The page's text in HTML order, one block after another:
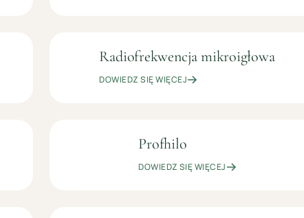
OD
ZŁ
KOSMETOLOGIA
ESTETYCZNA
Radiofrekwencja mikroigłowa
DOWIEDZ SIĘ WIĘCEJ
1199
Profhilo
DOWIEDZ SIĘ WIĘCEJ